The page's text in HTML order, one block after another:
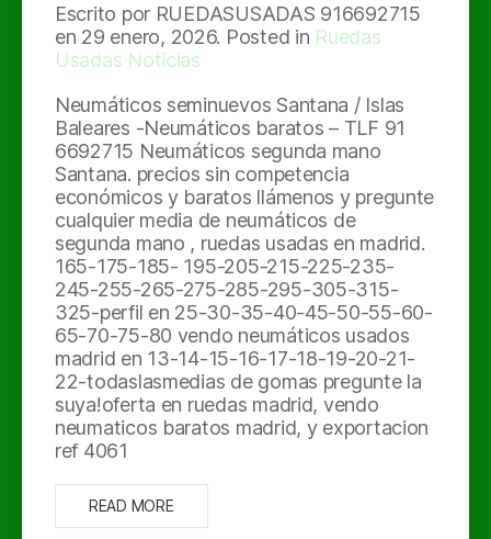
Escrito por RUEDASUSADAS 916692715
en 29 enero, 2026. Posted in Ruedas
Usadas Noticias
Neumáticos seminuevos Santana / Islas
Baleares -Neumáticos baratos – TLF 91
6692715 Neumáticos segunda mano
Santana. precios sin competencia
económicos y baratos llámenos y pregunte
cualquier media de neumáticos de
segunda mano , ruedas usadas en madrid.
165-175-185- 195-205-215-225-235-
245-255-265-275-285-295-305-315-
325-perfil en 25-30-35-40-45-50-55-60-
65-70-75-80 vendo neumáticos usados
madrid en 13-14-15-16-17-18-19-20-21-
22-todaslasmedias de gomas pregunte la
suya!oferta en ruedas madrid, vendo
neumaticos baratos madrid, y exportacion
ref 4061
READ MORE